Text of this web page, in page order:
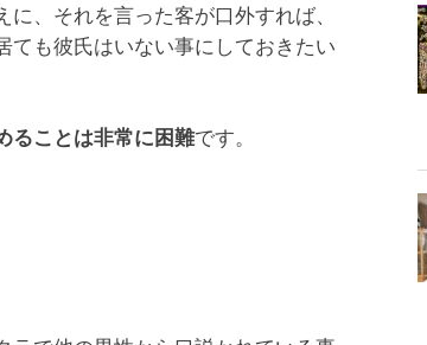
に、それを言った客が口外すれば、
ても彼氏はいない事にしておきたい
ることは非常に困難です。